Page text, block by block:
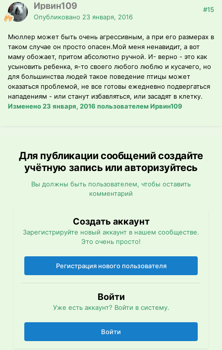
Ирвин109
Опубликовано 23 января, 2016
#15
Мюллер может быть очень агрессивным, а при его размерах в
таком случае он просто опасен.Мой меня ненавидит, а вот
маму обожает, притом абсолютно ручной. И- верно - это как
усыновить ребенка, я-то своего любого люблю и кусачего, но
для большинства людей такое поведение птицы может
оказаться проблемой, не все готовы ежедневно подвергаться
нападениям - или станут избавляться, или засадят в клетку.
Изменено23 января, 2016 пользователем Ирвин109
Для публикации сообщений создайте
учётную запись или авторизуйтесь
Вы должны быть пользователем, чтобы оставить
комментарий
Создать аккаунт
Зарегистрируйте новый аккаунт в нашем сообществе.
Это очень просто!
Регистрация нового пользователя
Войти
Уже есть аккаунт? Войти в систему.
Войти